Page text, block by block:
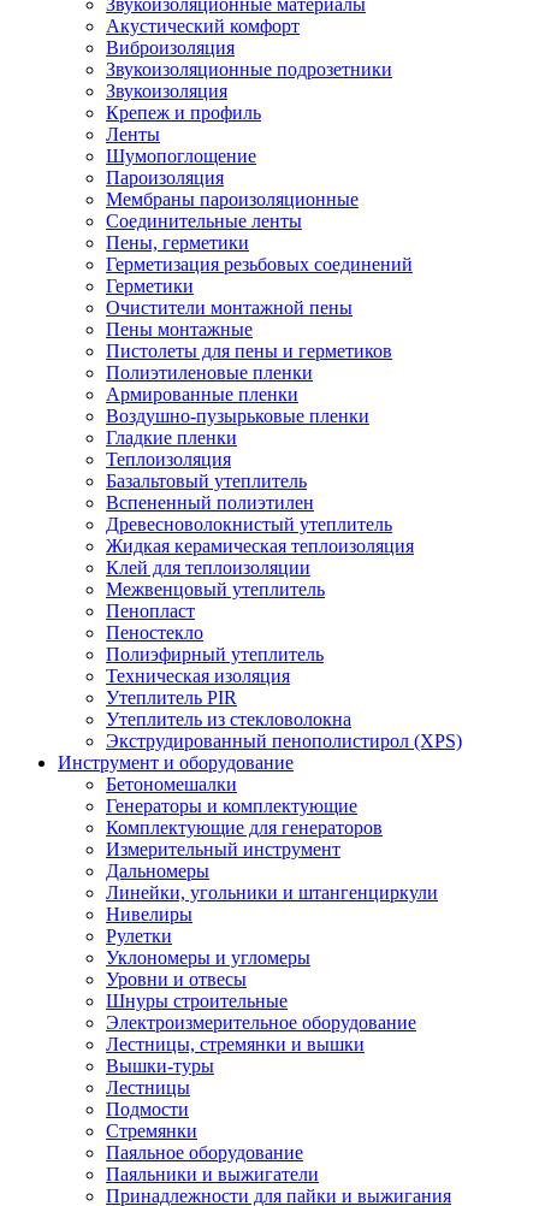
Акустический комфорт
Виброизоляция
Звукоизоляционные подрозетники
Звукоизоляция
Крепеж и профиль
Ленты
Шумопоглощение
Пароизоляция
Мембраны пароизоляционные
Соединительные ленты
Пены, герметики
Герметизация резьбовых соединений
Герметики
Очистители монтажной пены
Пены монтажные
Пистолеты для пены и герметиков
Полиэтиленовые пленки
Армированные пленки
Воздушно-пузырьковые пленки
Гладкие пленки
Теплоизоляция
Базальтовый утеплитель
Вспененный полиэтилен
Древесноволокнистый утеплитель
Жидкая керамическая теплоизоляция
Клей для теплоизоляции
Межвенцовый утеплитель
Пенопласт
Пеностекло
Полиэфирный утеплитель
Техническая изоляция
Утеплитель PIR
Утеплитель из стекловолокна
Экструдированный пенополистирол (XPS)
Инструмент и оборудование
Бетономешалки
Генераторы и комплектующие
Комплектующие для генераторов
Измерительный инструмент
Дальномеры
Линейки, угольники и штангенциркули
Нивелиры
Рулетки
Уклономеры и угломеры
Уровни и отвесы
Шнуры строительные
Электроизмерительное оборудование
Лестницы, стремянки и вышки
Вышки-туры
Лестницы
Подмости
Стремянки
Паяльное оборудование
Паяльники и выжигатели
Принадлежности для пайки и выжигания